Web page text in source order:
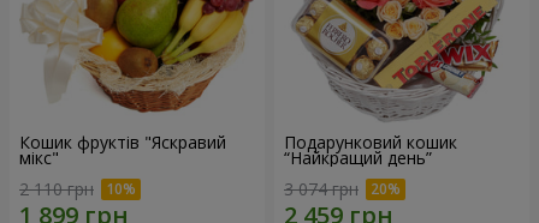
Кошик фруктів "Яскравий
мікс"
2 110 грн
Подарунковий кошик
“Найкращий день”
3 074 грн